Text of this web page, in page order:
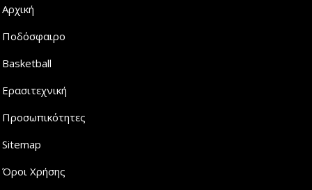
Αρχική
Ποδόσφαιρο
Basketball
Ερασιτεχνική
Προσωπικότητες
Sitemap
Όροι Χρήσης